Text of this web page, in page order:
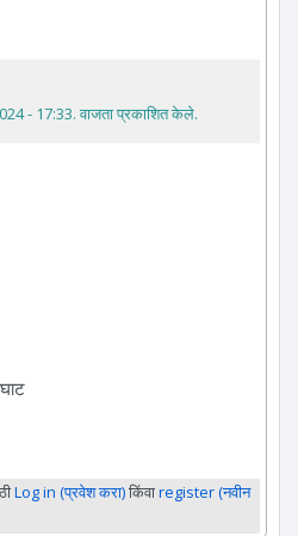
- 17:33. वाजता प्रकाशित केले.
Log in (प्रवेश करा)किंवाregister (नवीन